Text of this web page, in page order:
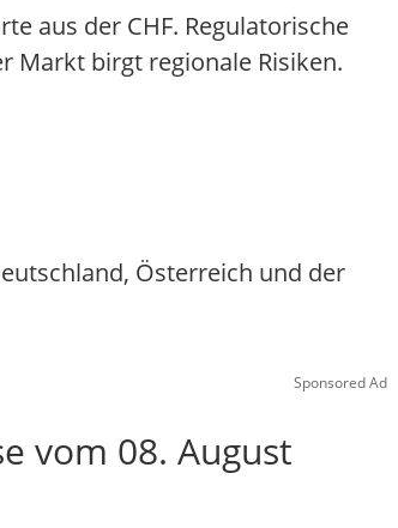
aus der CHF. Regulatorische
Markt birgt regionale Risiken.
Österreich und der
Sponsored Ad
vom 08. August